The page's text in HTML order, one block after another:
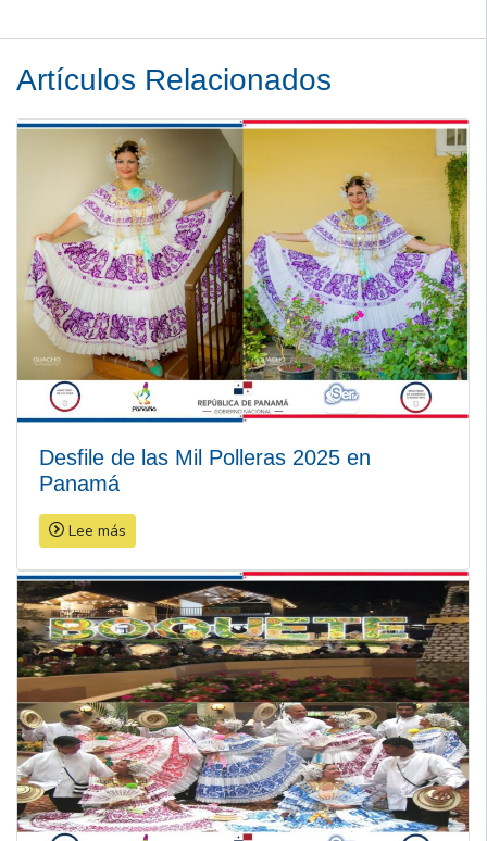
Artículos Relacionados
Desfile de las Mil Polleras 2025 en
Panamá
Lee más